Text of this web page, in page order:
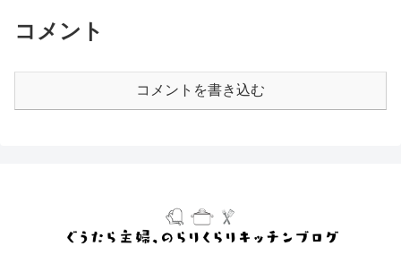
コメント
コメントを書き込む